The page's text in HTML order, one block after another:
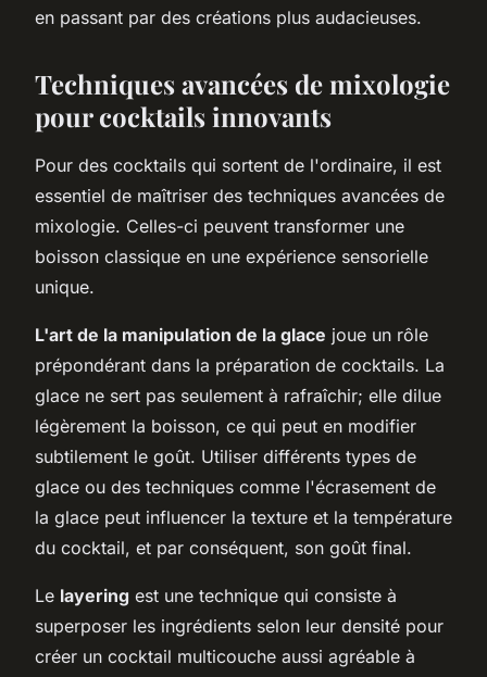
en passant par des créations plus audacieuses.
Techniques avancées de mixologie
pour cocktails innovants
Pour des cocktails qui sortent de l'ordinaire, il est
essentiel de maîtriser des techniques avancées de
mixologie. Celles-ci peuvent transformer une
boisson classique en une expérience sensorielle
unique.
L'art de la manipulation de la glace joue un rôle
prépondérant dans la préparation de cocktails. La
glace ne sert pas seulement à rafraîchir; elle dilue
légèrement la boisson, ce qui peut en modifier
subtilement le goût. Utiliser différents types de
glace ou des techniques comme l'écrasement de
la glace peut influencer la texture et la température
du cocktail, et par conséquent, son goût final.
Le layering est une technique qui consiste à
superposer les ingrédients selon leur densité pour
créer un cocktail multicouche aussi agréable à